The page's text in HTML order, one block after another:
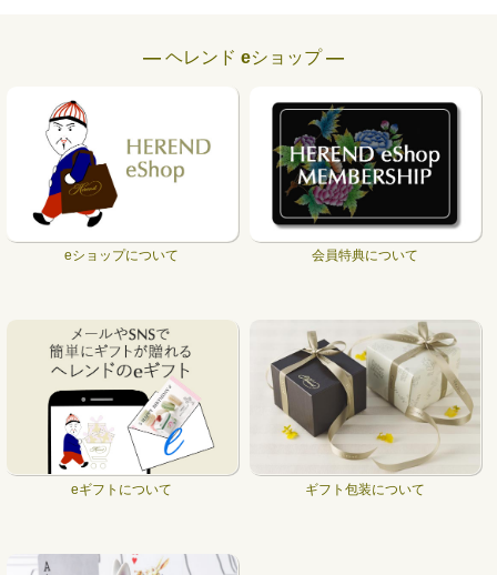
― ヘレンド eショップ ―
eショップについて 会員特典について
eギフトについて ギフト包装について